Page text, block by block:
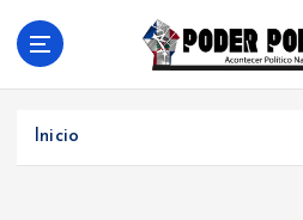
Acontecer Politico
Inicio